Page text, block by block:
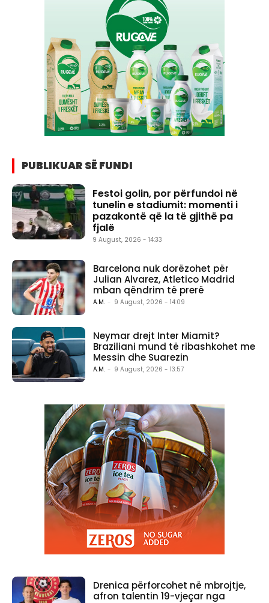
PUBLIKUAR SË FUNDI
Festoi golin, por përfundoi në
tunelin e stadiumit: momenti i
pazakontë që la të gjithë pa
fjalë
9 August, 2026 - 14:33
Barcelona nuk dorëzohet për
Julian Alvarez, Atletico Madrid
mban qëndrim të prerë
A.M. - 9 August, 2026 - 14:09
Neymar drejt Inter Miamit?
Braziliani mund të ribashkohet me
Messin dhe Suarezin
A.M. - 9 August, 2026 - 13:57
Drenica përforcohet në mbrojtje,
afron talentin 19-vjeçar nga